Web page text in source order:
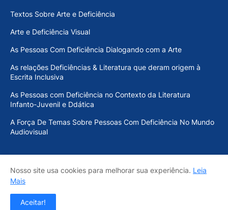
Textos Sobre Arte e Deficiência
Arte e Deficiência Visual
As Pessoas Com Deficiência Dialogando com a Arte
As relações Deficiências & Literatura que deram origem à
Escrita Inclusiva
As Pessoas com Deficiência no Contexto da Literatura
Infanto-Juvenil e Ddática
A Força De Temas Sobre Pessoas Com Deficiência No Mundo
Audiovisual
Copyright - MEMORIAL E ACERVO INCLUSIVO EMILIO
Sobre o MEF Acervo Inclusivo Contato
Nosso site usa cookies para melhorar sua experiência. Leia
Mais
Aceitar!